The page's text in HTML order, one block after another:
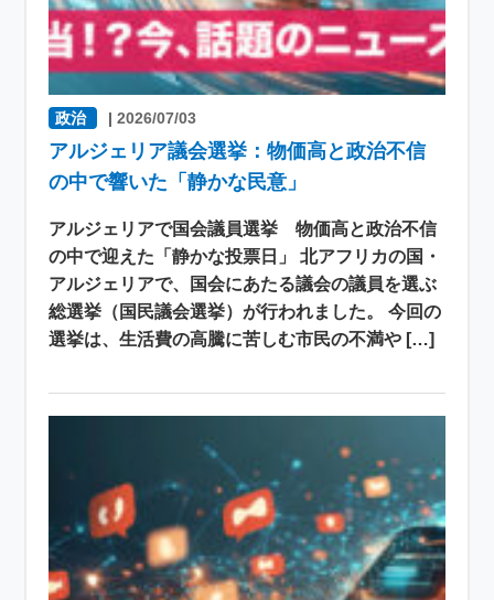
政治 |2026/07/03
アルジェリア議会選挙：物価高と政治不信
の中で響いた「静かな民意」
アルジェリアで国会議員選挙 物価高と政治不信
の中で迎えた「静かな投票日」 北アフリカの国・
アルジェリアで、国会にあたる議会の議員を選ぶ
総選挙（国民議会選挙）が行われました。 今回の
選挙は、生活費の高騰に苦しむ市民の不満や […]